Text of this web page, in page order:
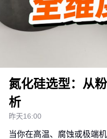
氮化硅选型：从
析
昨天16:00
当你在高温、腐蚀或极端